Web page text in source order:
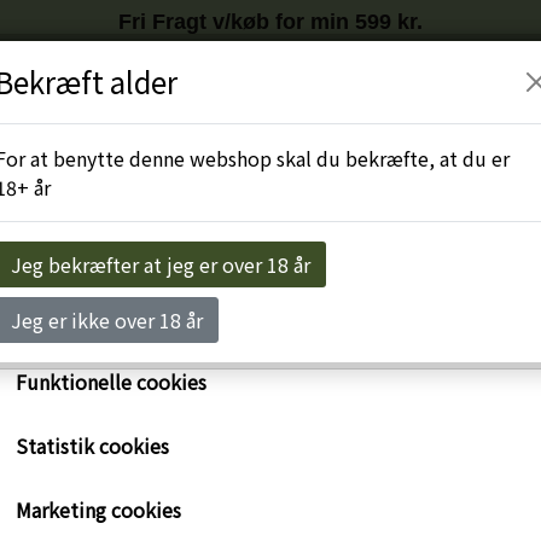
Fri Fragt v/køb for min 599 kr.
Tilmeld nyhedsbrev
Taittinger Champagne
egne cookies og cookies fra tredjeparter til at
til markedsføring og til at undersøge, hvordan vores
anvendes af besøgende. Du kan altid tilbagekalde dit
på linket 'Cookies' nederst på siden.
om cookies her
Nødvendige cookies
Funktionelle cookies
Statistik cookies
Marketing cookies
alder
at benytte denne webshop skal du bekræfte, at du er
år
Jeg bekræfter at jeg er over 18 år
Jeg er ikke over 18 år